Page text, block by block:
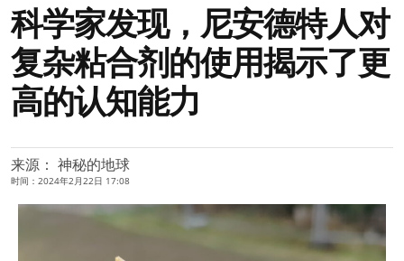
科学家发现，尼安德特人对
复杂粘合剂的使用揭示了更
高的认知能力
来源： 神秘的地球
时间：2024年2月22日 17:08